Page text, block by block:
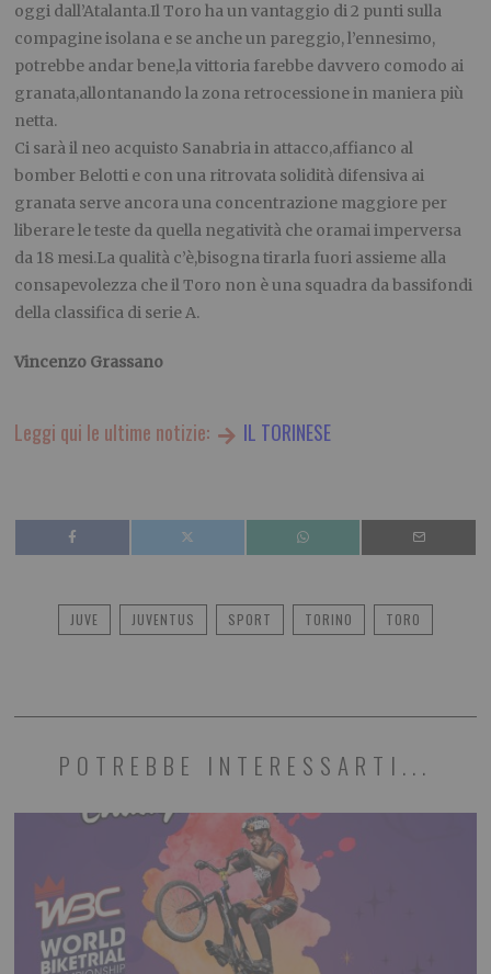
oggi dall’Atalanta.Il Toro ha un vantaggio di 2 punti sulla
compagine isolana e se anche un pareggio, l’ennesimo,
potrebbe andar bene,la vittoria farebbe davvero comodo ai
granata,allontanando la zona retrocessione in maniera più
netta.
Ci sarà il neo acquisto Sanabria in attacco,affianco al
bomber Belotti e con una ritrovata solidità difensiva ai
granata serve ancora una concentrazione maggiore per
liberare le teste da quella negatività che oramai imperversa
da 18 mesi.La qualità c’è,bisogna tirarla fuori assieme alla
consapevolezza che il Toro non è una squadra da bassifondi
della classifica di serie A.
Vincenzo Grassano
Leggi qui le ultime notizie: IL TORINESE
JUVE JUVENTUS SPORT TORINO TORO
POTREBBE INTERESSARTI...